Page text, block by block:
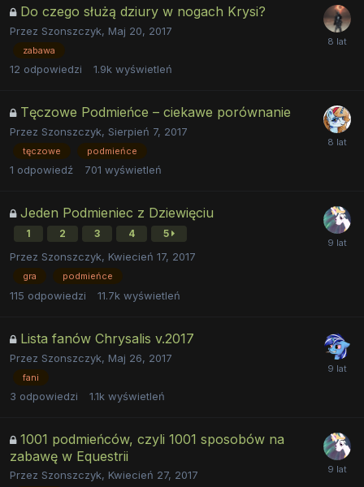
Do czego służą dziury w nogach Krysi?
Przez Szonszczyk, Maj 20, 2017
zabawa
12 odpowiedzi 1.9k wyświetleń
Tęczowe Podmieńce – ciekawe porównanie
Przez Szonszczyk, Sierpień 7, 2017
tęczowe podmieńce
1 odpowiedź 701 wyświetleń
Jeden Podmieniec z Dziewięciu
1 2 3 4 5
Przez Szonszczyk, Kwiecień 17, 2017
gra podmieńce
115 odpowiedzi 11.7k wyświetleń
Lista fanów Chrysalis v.2017
Przez Szonszczyk, Maj 26, 2017
fani
3 odpowiedzi 1.1k wyświetleń
1001 podmieńców, czyli 1001 sposobów na
zabawę w Equestrii
Przez Szonszczyk, Kwiecień 27, 2017